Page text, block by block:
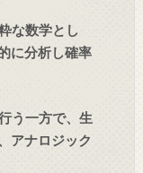
な数学とし
に分析し確率
う一方で、生
アナロジック